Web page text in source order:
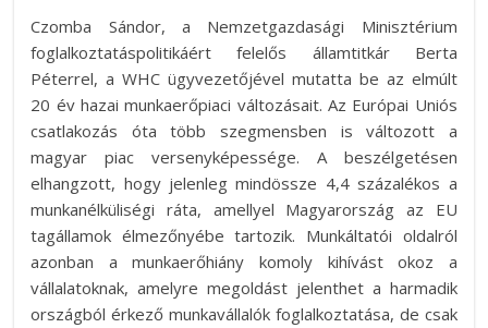
Czomba Sándor, a Nemzetgazdasági Minisztérium
foglalkoztatáspolitikáért felelős államtitkár Berta
Péterrel, a WHC ügyvezetőjével mutatta be az elmúlt
20 év hazai munkaerőpiaci változásait. Az Európai Uniós
csatlakozás óta több szegmensben is változott a
magyar piac versenyképessége. A beszélgetésen
elhangzott, hogy jelenleg mindössze 4,4 százalékos a
munkanélküliségi ráta, amellyel Magyarország az EU
tagállamok élmezőnyébe tartozik. Munkáltatói oldalról
azonban a munkaerőhiány komoly kihívást okoz a
vállalatoknak, amelyre megoldást jelenthet a harmadik
országból érkező munkavállalók foglalkoztatása, de csak